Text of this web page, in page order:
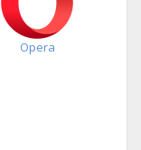
Opera